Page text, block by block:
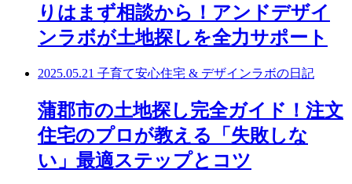
りはまず相談から！アンドデザイ
ンラボが土地探しを全力サポート
2025.05.21 子育て安心住宅 & デザインラボの日記
蒲郡市の土地探し完全ガイド！注文
住宅のプロが教える「失敗しな
い」最適ステップとコツ